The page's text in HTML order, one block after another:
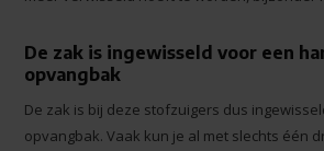
De zak is ingewisseld voor een
opvangbak
De zak is bij deze stofzuigers dus
opvangbak. Vaak kun je al met slechts één